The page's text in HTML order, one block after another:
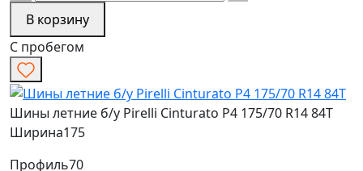
В корзину
С пробегом
Шины летние б/у Pirelli Cinturato P4 175/70 R14 84T
Ширина175
Профиль70